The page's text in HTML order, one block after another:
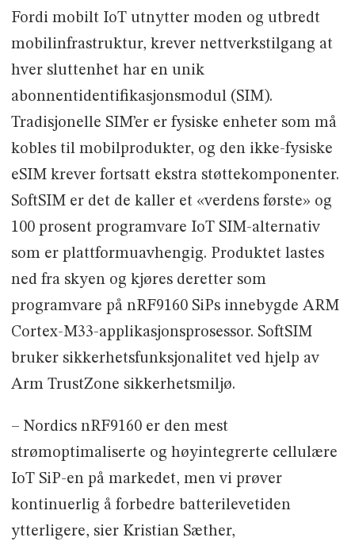
Fordi mobilt IoT utnytter moden og utbredt
mobilinfrastruktur, krever nettverkstilgang at
hver sluttenhet har en unik
abonnentidentifikasjonsmodul (SIM).
Tradisjonelle SIM’er er fysiske enheter som må
kobles til mobilprodukter, og den ikke-fysiske
eSIM krever fortsatt ekstra støttekomponenter.
SoftSIM er det de kaller et «verdens første» og
100 prosent programvare IoT SIM-alternativ
som er plattformuavhengig. Produktet lastes
ned fra skyen og kjøres deretter som
programvare på nRF9160 SiPs innebygde ARM
Cortex-M33-applikasjonsprosessor. SoftSIM
bruker sikkerhetsfunksjonalitet ved hjelp av
Arm TrustZone sikkerhetsmiljø.
– Nordics nRF9160 er den mest
strømoptimaliserte og høyintegrerte cellulære
IoT SiP-en på markedet, men vi prøver
kontinuerlig å forbedre batterilevetiden
ytterligere, sier Kristian Sæther,